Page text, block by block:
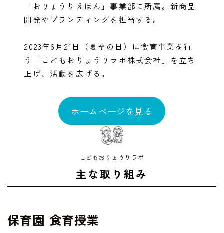
「おりょうりえほん」事業部に所属。新商品
開発やブランディングを担当する。
2023年6月21日（夏至の日）に食育事業を行
う「こどもおりょうりラボ株式会社」を立ち
上げ、活動を広げる。
ホームページを見る
こどもおりょうりラボ
主な取り組み
保育園 食育授業